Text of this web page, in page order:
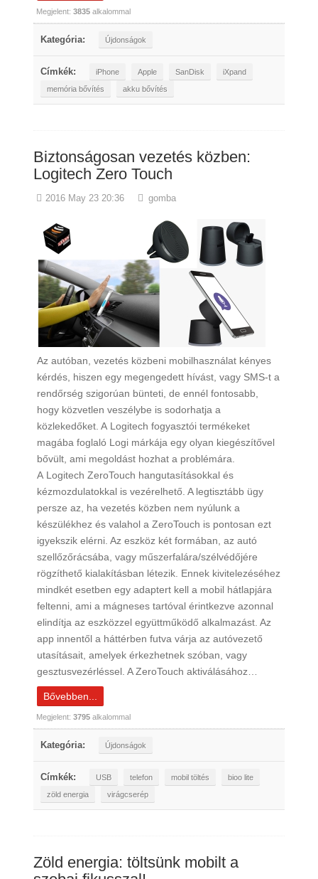
Megjelent: 3835alkalommal
Kategória: Újdonságok
Címkék: iPhone Apple SanDisk
iXpand
memória bővítés
akku bővítés
Biztonságosan vezetés közben:
Logitech Zero Touch
2016 May 23 20:36 gomba
Az autóban, vezetés közbeni mobilhasználat kényes
kérdés, hiszen egy megengedett hívást, vagy SMS-t a
rendőrség szigorúan bünteti, de ennél fontosabb,
hogy közvetlen veszélybe is sodorhatja a
közlekedőket. A Logitech fogyasztói termékeket
magába foglaló Logi márkája egy olyan kiegészítővel
bővült, ami megoldást hozhat a problémára.
A Logitech ZeroTouch hangutasításokkal és
kézmozdulatokkal is vezérelhető. A legtisztább ügy
persze az, ha vezetés közben nem nyúlunk a
készülékhez és valahol a ZeroTouch is pontosan ezt
igyekszik elérni. Az eszköz két formában, az autó
szellőzőrácsába, vagy műszerfalára/szélvédőjére
rögzíthető kialakításban létezik. Ennek kivitelezéséhez
mindkét esetben egy adaptert kell a mobil hátlapjára
feltenni, ami a mágneses tartóval érintkezve azonnal
elindítja az eszközzel együttműködő alkalmazást. Az
app innentől a háttérben futva várja az autóvezető
utasításait, amelyek érkezhetnek szóban, vagy
gesztusvezérléssel. A ZeroTouch aktiválásához…
Bővebben...
Megjelent: 3795alkalommal
Kategória: Újdonságok
Címkék: USB telefon mobil töltés
bioo lite
zöld energia
virágcserép
Zöld energia: töltsünk mobilt a